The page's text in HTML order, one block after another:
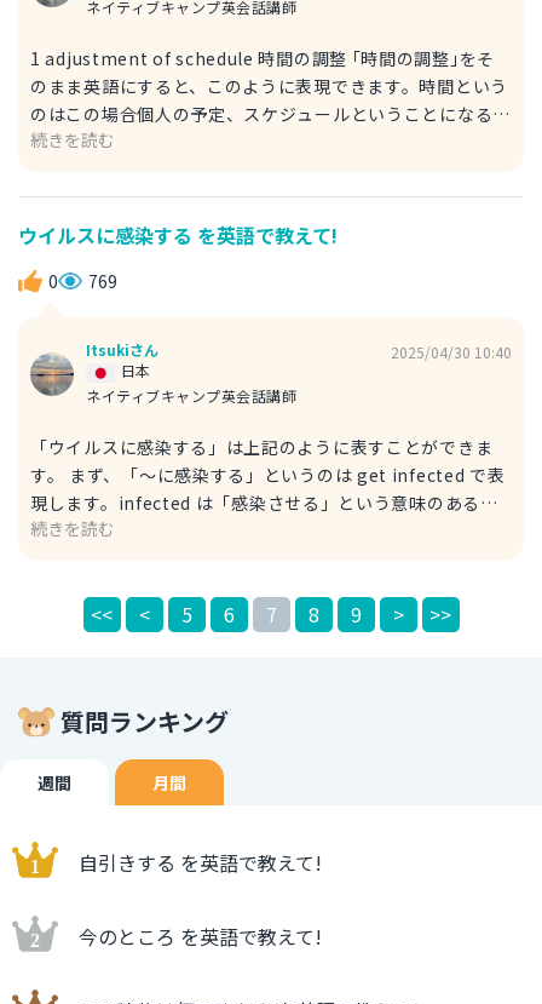
ネイティブキャンプ英会話講師
1 adjustment of schedule 時間の調整 ｢時間の調整｣をそ
のまま英語にすると、このように表現できます。時間という
のはこの場合個人の予定、スケジュールということになるの
でschedule を用いました。また、adjustment というのは
イメージです。 My boss always makes a quick
adjustment of schedule. 私の上司はいつもすぐに時間の
調整をする。 2 rescheduling こちらの回答は「時間の調
整」を意訳したものです。接頭辞｢re｣は｢再び｣という意味が
る？
続きを読む
ウイルスに感染する を英語で教えて!
0 769
Itsukiさん
ネイティブキャンプ英会話講師
日本
2025/04/30 10:40
「ウイルスに感染する」は上記のように表すことができま
す。 まず、「〜に感染する」というのは get infected で表
現します。infected は「感染させる」という意味のある動
詞 infect の過去分詞形で、受け身の形にすることで「感染
染した。 次に、ウイルスという単語について説明します。
スだけでなく、コンピューターウイルスにも使うことが出来
ソコンはウイルスに感染している。
続きを読む
<< < 5 6 7 8 9 > >>
質問ランキング
週間 月間
自引きする を英語で教えて!
今のところ を英語で教えて!